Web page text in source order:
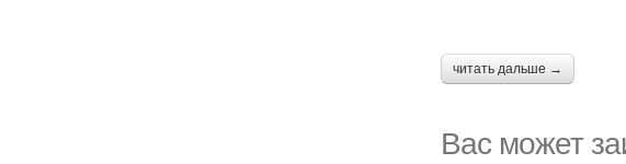
читать дальше →
Вас может